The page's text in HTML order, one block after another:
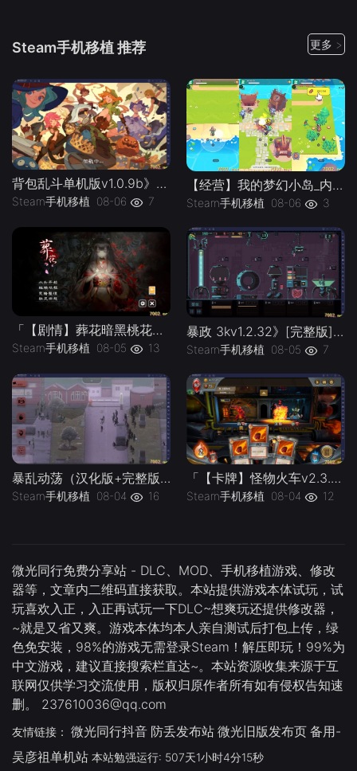
Steam手机移植 推荐 更多 >
背包乱斗单机版v1.0.9b》[完整版]Steam移植
Steam手机移植 08-06 7
【经营】我的梦幻小岛_内置作弊菜单」-手机移植版下载-.均亲测可玩
Steam手机移植 08-06 3
「【剧情】葬花暗黑桃花源v2.3_解锁完整版」-手机移植版下载-.均亲测可玩
Steam手机移植 08-05 13
暴政 3kv1.2.32》[完整版]Steam移植
Steam手机移植 08-05 7
暴乱动荡（汉化版+完整版）Steam移植 这游戏终于有汉化的版本啦！复古像素策略战术游戏！
Steam手机移植 08-04 16
「【卡牌】怪物火车v2.3.8_内置无限金币版」-手机移植版下载-.均亲测可玩
Steam手机移植 08-04 12
微光同行免费分享站 - DLC、MOD、手机移植游戏、修改
器等，文章内二维码直接获取。本站提供游戏本体试玩，试
玩喜欢入正，入正再试玩一下DLC~想爽玩还提供修改器，
~就是又省又爽。游戏本体均本人亲自测试后打包上传，绿
色免安装，98%的游戏无需登录Steam！解压即玩！99%为
中文游戏，建议直接搜索栏直达~。本站资源收集来源于互
联网仅供学习交流使用，版权归原作者所有如有侵权告知速
删。 237610036@qq.com
友情链接： 微光同行抖音 防丢发布站 微光旧版发布页 备用-
吴彦祖单机站 本站勉强运行: 507天1小时4分16秒